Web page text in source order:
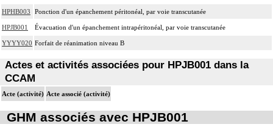
HPHB003 Ponction d'un épanchement péritonéal, par voie transcutanée
HPJB001 Évacuation d'un épanchement intrapéritonéal, par voie transcutanée
YYYY020 Forfait de réanimation niveau B
Actes et activités associées pour HPJB001 dans la
CCAM
Acte (activité) Acte associé (activité)
GHM associés avec HPJB001